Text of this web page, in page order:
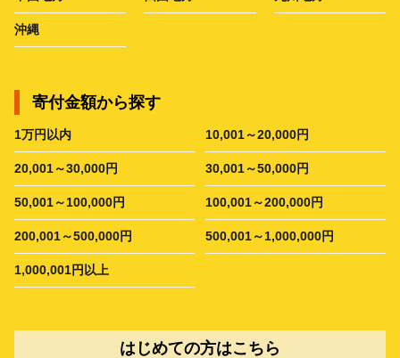
沖縄
寄付金額から探す
1万円以内 10,001～20,000円
20,001～30,000円 30,001～50,000円
50,001～100,000円 100,001～200,000円
200,001～500,000円 500,001～1,000,000円
1,000,001円以上
はじめての方はこちら